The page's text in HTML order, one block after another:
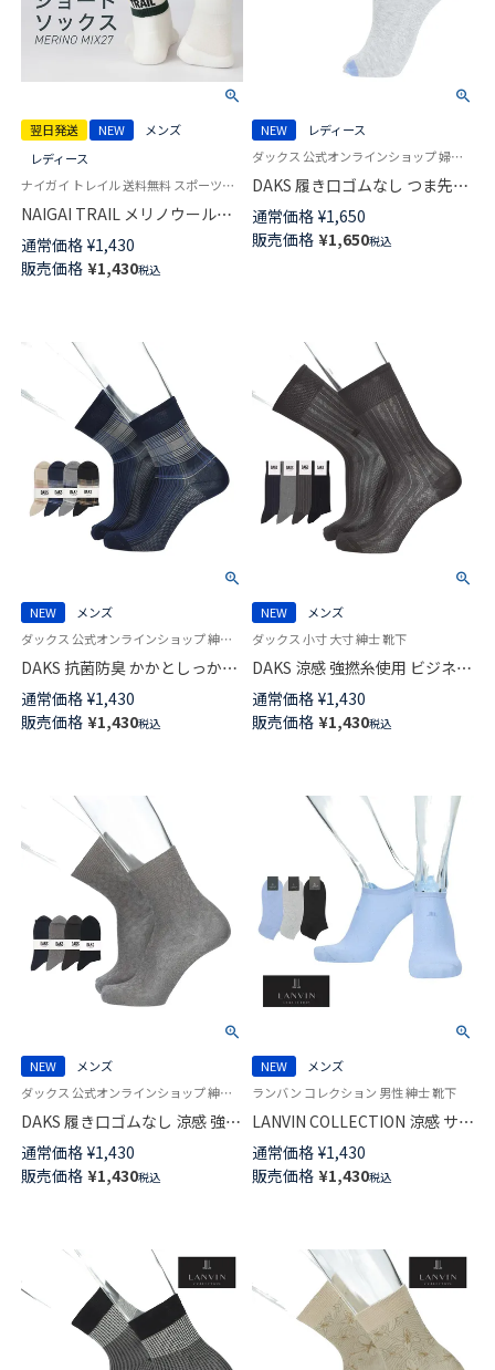
翌日発送 NEW
メンズ
レディース
ナイガイ トレイル 送料無料 スポーツソックス
NAIGAI TRAIL メリノウール混
3ライン ショート丈 ソックス
MERINO MIX27 メリノウール
27％ アーチフィットサポート
通常価格 ¥1,430
販売価格 ¥1,430税込
NEW
レディース
ダックス 公式オンラインショップ 婦人 靴下
DAKS 履き口ゴムなし つま先切
替5本指 クルー丈 レディース ソ
ックス 靴下 女性 プレゼント ギ
フト 無料ラッピング 03367085
通常価格 ¥1,650
販売価格 ¥1,650税込
NEW
メンズ
ダックス 公式オンラインショップ 紳士 靴下
DAKS 抗菌防臭 かかとしっかり
ホールド HERITAGE CHECK ミ
ドル丈 カジュアル ソックス メ
ンズ 02512679
通常価格 ¥1,430
販売価格 ¥1,430税込
NEW
メンズ
ダックス 小寸 大寸 紳士 靴下
DAKS 涼感 強撚糸使用 ビジネス
ソックス 足底メッシュ編み 抗
菌防臭 かかとしっかりホールド
ストライプメッシュ クルー丈
通常価格 ¥1,430
販売価格 ¥1,430税込
NEW
メンズ
ダックス 公式オンラインショップ 紳士 靴下
DAKS 履き口ゴムなし 涼感 強撚
糸使用 ビジネスソックス 抗菌
防臭 消臭加工 ミドル丈 メンズ
02502720
通常価格 ¥1,430
販売価格 ¥1,430税込
NEW
メンズ
ランバン コレクション 男性 紳士 靴下
LANVIN COLLECTION 涼感 サラ
っとした加工糸使用 抗菌防臭
ダイヤモンド メッシュ スニー
カー丈 カジュアル ソックス メ
通常価格 ¥1,430
販売価格 ¥1,430税込